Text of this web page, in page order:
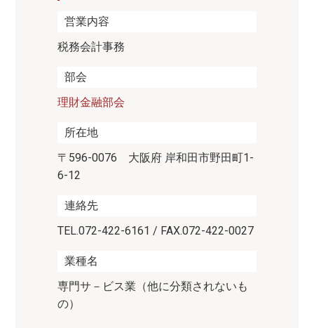
営業内容
税務会計事務
部会
理財金融部会
所在地
〒596-0076 大阪府 岸和田市野田町1-
6-12
連絡先
TEL.072-422-6161 / FAX.072-422-0027
業種名
専門サ－ビス業（他に分類されないも
の）